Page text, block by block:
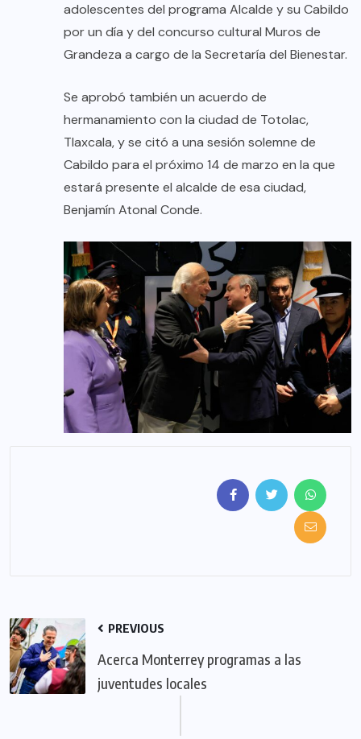
adolescentes del programa Alcalde y su Cabildo
por un día y del concurso cultural Muros de
Grandeza a cargo de la Secretaría del Bienestar.
Se aprobó también un acuerdo de
hermanamiento con la ciudad de Totolac,
Tlaxcala, y se citó a una sesión solemne de
Cabildo para el próximo 14 de marzo en la que
estará presente el alcalde de esa ciudad,
Benjamín Atonal Conde.
PREVIOUS
Acerca Monterrey programas a las
juventudes locales